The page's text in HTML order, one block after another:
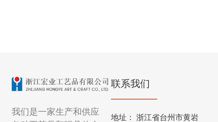
我们是一家生产和供应
联系我们
地址：浙江省台州市黄岩